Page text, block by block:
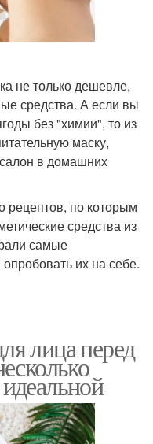
не только дешевле,
средства. А если вы
без "химии", то из
маску,
в домашних
рецептов, по которым
средства из
самые
их на себе.
лица перед